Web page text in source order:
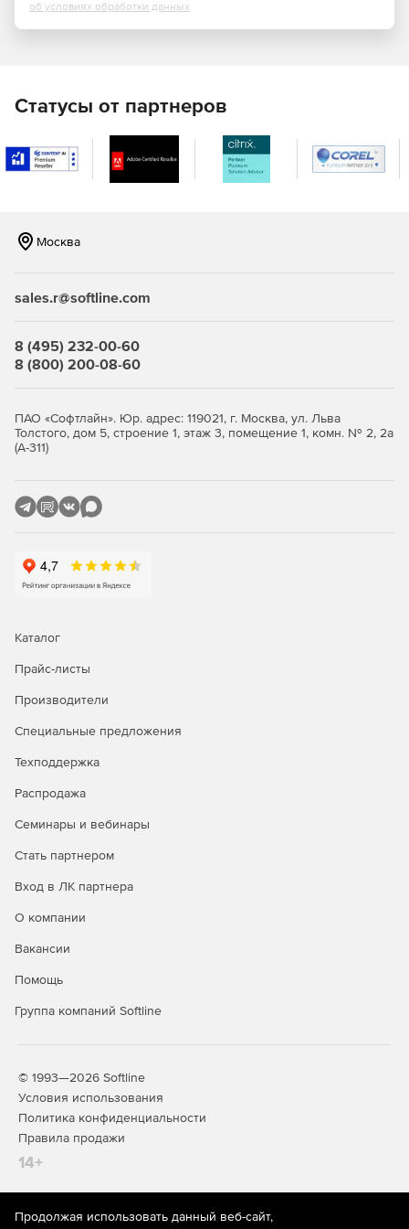
Фильтрация контента.
Профили защиты:
Межсетевых экранов типа «А» 4-ого класса
(ИТ.МЭ.А4.ПЗ).
Кому подходит межсетевой экран ИКС ФСТЭК?
класса защищенности включительно.
Значимые объекты критической информационной
Автоматизированные системы управления
производственными и технологическими процессами
Информационные системы общего пользования 2
класса.
Интернет-Шлюз ИКС Стандарт
Функции ИКС Стандарт:
Защита сети.
Авторизация пользователей.
Интеграция с DLP и SIEM.
Специальные службы (встроены в
продукт и входят в его стоимость):
Почтовый сервер.
IP-телефония.
Дополнительные модули:
Антивирус Kaspersky.
Антиспам Kaspersky.
Garnet Web Filter - модуль категоризации трафика.
об условиях обработки данных
Статусы от партнеров
Москва
sales.r@softline.com
8 (495) 232-00-60
8 (800) 200-08-60
ПАО «Софтлайн». Юр. адрес: 119021, г. Москва, ул. Льва
Толстого, дом 5, строение 1, этаж 3, помещение 1, комн. № 2, 2а
(А-311)
Каталог
Прайс-листы
Производители
Специальные предложения
Техподдержка
Распродажа
Семинары и вебинары
Стать партнером
Вход в ЛК партнера
О компании
Вакансии
Помощь
Группа компаний Softline
© 1993—2026 Softline
Условия использования
Политика конфиденциальности
Правила продажи
14+
Продолжая использовать данный веб-сайт,